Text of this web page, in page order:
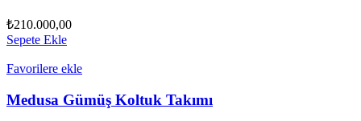
₺210.000,00
Sepete Ekle
Favorilere ekle
Medusa Gümüş Koltuk Takımı